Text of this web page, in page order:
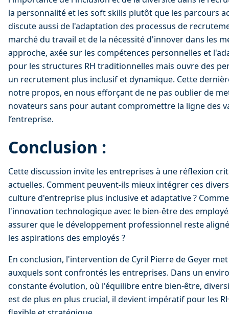
la personnalité et les soft skills plutôt que les parcours
discute aussi de l'adaptation des processus de
marché du travail et de la nécessité d'innover dans les
approche, axée sur les compétences personnelles et
pour les structures RH traditionnelles mais ouvre des
un recrutement plus inclusif et dynamique. Cette
notre propos, en nous efforçant de ne pas oublier de
novateurs sans pour autant compromettre la ligne des
l’entreprise.
Conclusion :
Cette discussion invite les entreprises à une réflexion
actuelles. Comment peuvent-ils mieux intégrer ces
culture d'entreprise plus inclusive et adaptative ?
l'innovation technologique avec le bien-être des
assurer que le développement professionnel reste
les aspirations des employés ?
En conclusion, l'intervention de Cyril Pierre de Geyer
auxquels sont confrontés les entreprises. Dans un
constante évolution, où l'équilibre entre bien-être,
est de plus en plus crucial, il devient impératif pour les